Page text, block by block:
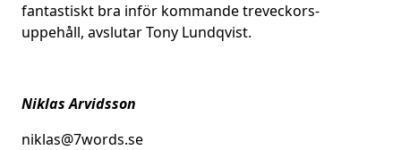
fantastiskt bra inför kommande treveckors-
uppehåll, avslutar Tony Lundqvist.
Niklas Arvidsson
niklas@7words.se